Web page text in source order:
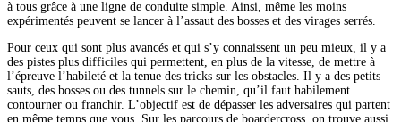
à tous grâce à une ligne de conduite simple. Ainsi, même les moins
expérimentés peuvent se lancer à l’assaut des bosses et des virages serrés.
Pour ceux qui sont plus avancés et qui s’y connaissent un peu mieux, il y a
des pistes plus difficiles qui permettent, en plus de la vitesse, de mettre à
l’épreuve l’habileté et la tenue des tricks sur les obstacles. Il y a des petits
sauts, des bosses ou des tunnels sur le chemin, qu’il faut habilement
contourner ou franchir. L’objectif est de dépasser les adversaires qui partent
en même temps que vous. Sur les parcours de boardercross, on trouve aussi